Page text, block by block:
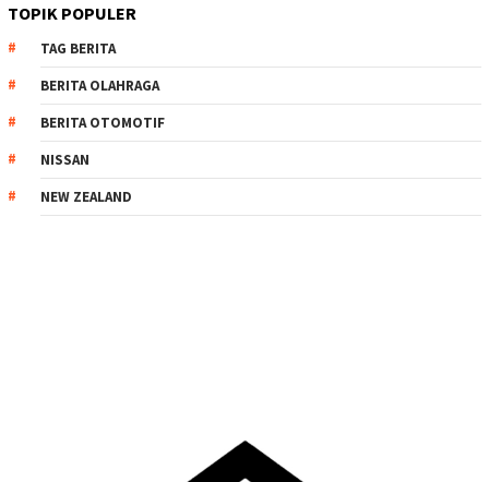
TOPIK POPULER
TAG BERITA
BERITA OLAHRAGA
BERITA OTOMOTIF
NISSAN
NEW ZEALAND